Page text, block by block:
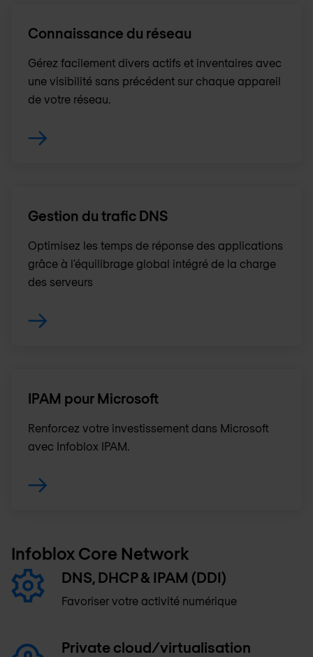
Connaissance du réseau
Gérez facilement divers actifs et inventaires avec
une visibilité sans précédent sur chaque appareil
de votre réseau.
Gestion du trafic DNS
Optimisez les temps de réponse des applications
grâce à l'équilibrage global intégré de la charge
des serveurs
IPAM pour Microsoft
Renforcez votre investissement dans Microsoft
avec Infoblox IPAM.
Infoblox Core Network
DNS, DHCP & IPAM (DDI)
Favoriser votre activité numérique
Private cloud/virtualisation